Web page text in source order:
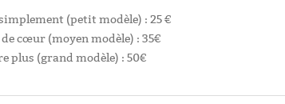
(petit modèle) : 25 €
cœur (moyen modèle) : 35€
plus (grand modèle) : 50€